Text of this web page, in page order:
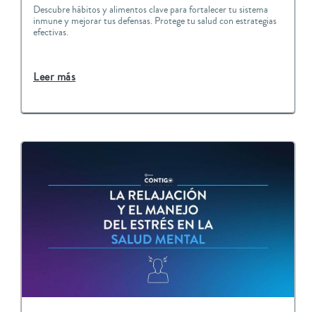
Descubre hábitos y alimentos clave para fortalecer tu sistema
inmune y mejorar tus defensas. Protege tu salud con estrategias
efectivas.
Leer más